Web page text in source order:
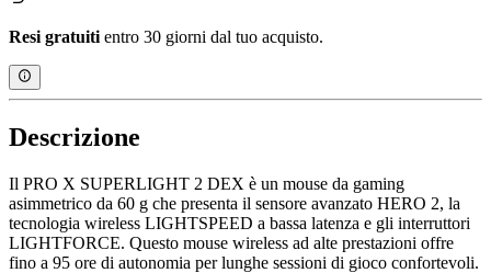
Resi gratuitientro 30 giorni dal tuo acquisto.
Descrizione
Il PRO X SUPERLIGHT 2 DEX è un mouse da gaming
asimmetrico da 60 g che presenta il sensore avanzato HERO 2, la
tecnologia wireless LIGHTSPEED a bassa latenza e gli interruttori
LIGHTFORCE. Questo mouse wireless ad alte prestazioni offre
fino a 95 ore di autonomia per lunghe sessioni di gioco confortevoli.